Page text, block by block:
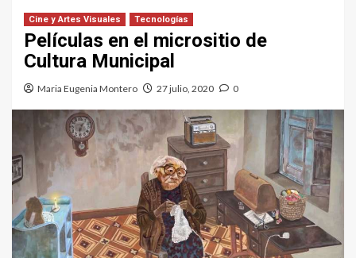
Cine y Artes Visuales Tecnologías
Películas en el micrositio de
Cultura Municipal
Maria Eugenia Montero 27 julio, 2020 0